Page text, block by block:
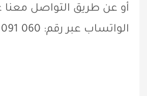
أو عن طريق التواصل معنا
الواتساب عبر رقم: 060 091 774 420+